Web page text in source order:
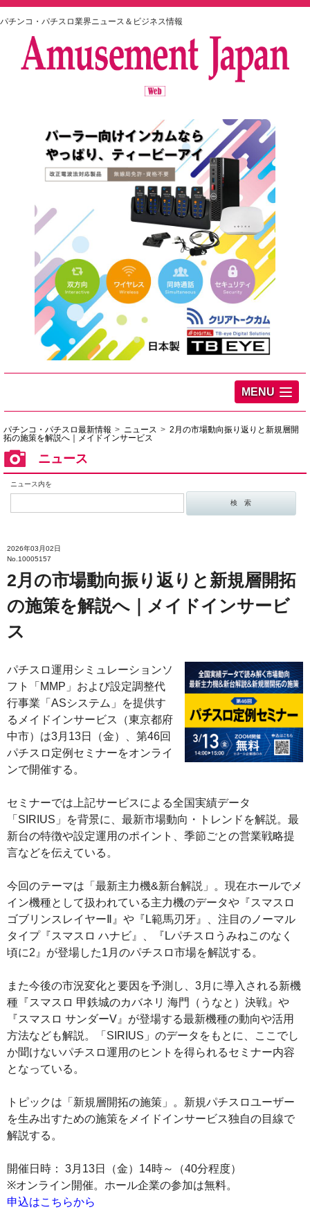
パチンコ・パチスロ業界ニュース＆ビジネス情報
MENU
パチンコ・パチスロ最新情報 ニュース
2月の市場動向振り返りと新規層開
拓の施策を解説へ｜メイドインサービス
ニュース
ニュース内を
2026年03月02日
No.10005157
2月の市場動向振り返りと新規層開拓
の施策を解説へ｜メイドインサービ
ス
パチスロ運用シミュレーションソ
フト「MMP」および設定調整代
行事業「ASシステム」を提供す
るメイドインサービス（東京都府
中市）は3月13日（金）、第46回
パチスロ定例セミナーをオンライ
ンで開催する。
セミナーでは上記サービスによる全国実績データ
「SIRIUS」を背景に、最新市場動向・トレンドを解説。最
新台の特徴や設定運用のポイント、季節ごとの営業戦略提
言などを伝えている。
今回のテーマは「最新主力機&新台解説」。現在ホールでメ
イン機種として扱われている主力機のデータや『スマスロ
ゴブリンスレイヤーⅡ』や『L範馬刃牙』、注目のノーマル
タイプ『スマスロ ハナビ』、『Lパチスロうみねこのなく
頃に2』が登場した1月のパチスロ市場を解説する。
また今後の市況変化と要因を予測し、3月に導入される新機
種『スマスロ 甲鉄城のカバネリ 海門（うなと）決戦』や
『スマスロ サンダーV』が登場する最新機種の動向や活用
方法なども解説。「SIRIUS」のデータをもとに、ここでし
か聞けないパチスロ運用のヒントを得られるセミナー内容
となっている。
トピックは「新規層開拓の施策」。新規パチスロユーザー
を生み出すための施策をメイドインサービス独自の目線で
解説する。
開催日時： 3月13日（金）14時～（40分程度）
※オンライン開催。ホール企業の参加は無料。
申込はこちらから